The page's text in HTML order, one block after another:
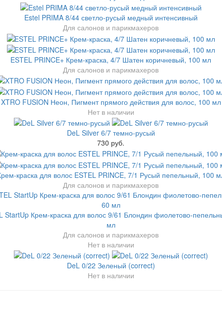
Estel PRIMA 8/44 светло-русый медный интенсивный
Для салонов и парикмахеров
ESTEL PRINCE+ Крем-краска, 4/7 Шатен коричневый, 100 мл
Для салонов и парикмахеров
XTRO FUSION Неон, Пигмент прямого действия для волос, 100 мл
Нет в наличии
DeL Silver 6/7 темно-русый
730 руб.
краска для волос ESTEL PRINCE, 7/1 Русый пепельный, 100
Для салонов и парикмахеров
StartUp Крем-краска для волос 9/61 Блондин фиолетово-
мл
Для салонов и парикмахеров
Нет в наличии
DeL 0/22 Зеленый (correct)
Нет в наличии